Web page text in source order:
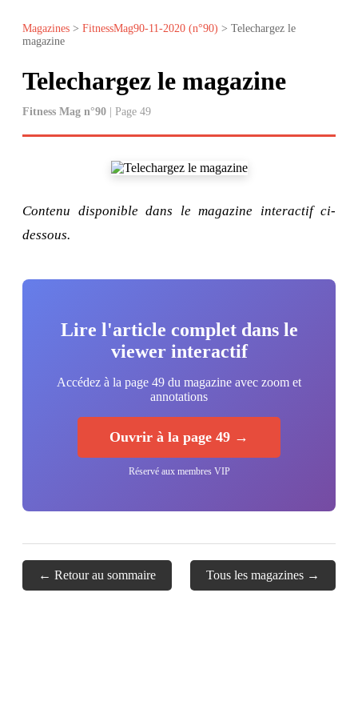
Magazines > FitnessMag90-11-2020 (n°90) > Telechargez le
magazine
Telechargez le magazine
Fitness Mag n°90 | Page 49
Contenu disponible dans le magazine interactif ci-
dessous.
Lire l'article complet dans le
viewer interactif
Accédez à la page 49 du magazine avec zoom et
annotations
Ouvrir à la page 49 →
Réservé aux membres VIP
← Retour au sommaire Tous les magazines →